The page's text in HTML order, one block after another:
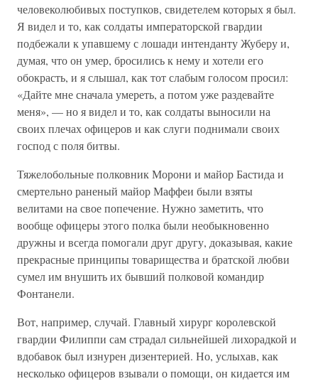
человеколюбивых поступков, свидетелем которых я был.
Я видел и то, как солдаты императорской гвардии
подбежали к упавшему с лошади интенданту Жуберу и,
думая, что он умер, бросились к нему и хотели его
обокрасть, и я слышал, как тот слабым голосом просил:
«Дайте мне сначала умереть, а потом уже раздевайте
меня», — но я видел и то, как солдаты выносили на
своих плечах офицеров и как слуги поднимали своих
господ с поля битвы.
Тяжелобольные полковник Морони и майор Бастида и
смертельно раненый майор Маффеи были взяты
велитами на свое попечение. Нужно заметить, что
вообще офицеры этого полка были необыкновенно
дружны и всегда помогали друг другу, доказывая, какие
прекрасные принципы товарищества и братской любви
сумел им внушить их бывший полковой командир
Фонтанели.
Вот, например, случай. Главный хирург королевской
гвардии Филиппи сам страдал сильнейшей лихорадкой и
вдобавок был изнурен дизентерией. Но, услыхав, как
несколько офицеров взывали о помощи, он кидается им